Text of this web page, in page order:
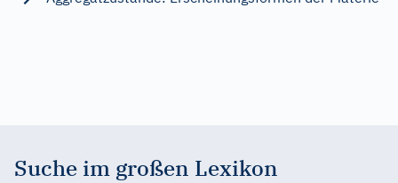
Suche im großen Lexikon